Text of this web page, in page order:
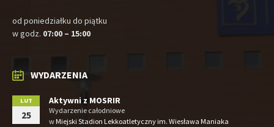
od poniedziałku do piątku
w godz. 07:00 – 15:00
WYDARZENIA
LUT
25
Aktywni z MOSRIR
Wydarzenie całodniowe
wMiejski Stadion Lekkoatletyczny im. Wiesława Maniaka